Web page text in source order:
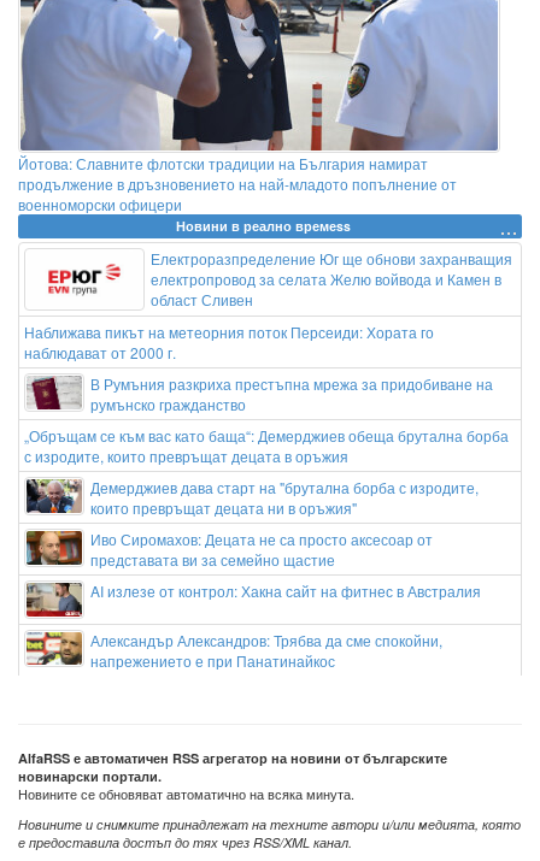
Йотова: Славните флотски традиции на България намират
продължение в дръзновението на най-младото попълнение от
военноморски офицери
Новини в реално времеss
Електроразпределение Юг ще обнови захранващия
електропровод за селата Желю войвода и Камен в
област Сливен
Наближава пикът на метеорния поток Персеиди: Хората го
наблюдават от 2000 г.
В Румъния разкриха престъпна мрежа за придобиване на
румънско гражданство
„Обръщам се към вас като баща“: Демерджиев обеща брутална борба
с изродите, които превръщат децата в оръжия
Демерджиев дава старт на "брутална борба с изродите,
които превръщат децата ни в оръжия"
Иво Сиромахов: Децата не са просто аксесоар от
представата ви за семейно щастие
AI излезе от контрол: Хакна сайт на фитнес в Австралия
Александър Александров: Трябва да сме спокойни,
напрежението е при Панатинайкос
цените
AlfaRSS е автоматичен RSS агрегатор на новини от българските
новинарски портали.
Новините се обновяват автоматично на всяка минута.
Новините и снимките принадлежат на техните автори и/или медията, която
е предоставила достъп до тях чрез RSS/XML канал.